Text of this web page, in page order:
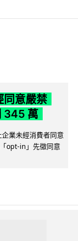
同意嚴禁
345 萬
業未經消費者同意
opt-in」先徵同意